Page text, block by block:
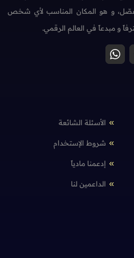
و هو المكان المناسب لأي شخص
و مبدعاً في العالم الرقمي.
الأسئلة الشائعة
شروط الإستخدام
إدعمنا مادياً
الداعمين لنا